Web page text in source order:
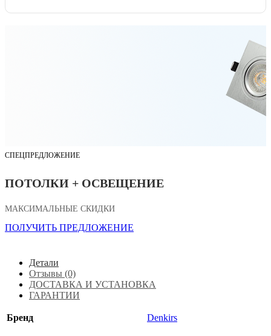
СПЕЦПРЕДЛОЖЕНИЕ
ПОТОЛКИ + ОСВЕЩЕНИЕ
МАКСИМАЛЬНЫЕ СКИДКИ
ПОЛУЧИТЬ ПРЕДЛОЖЕНИЕ
Детали
Отзывы (0)
ДОСТАВКА И УСТАНОВКА
ГАРАНТИИ
Бренд Denkirs